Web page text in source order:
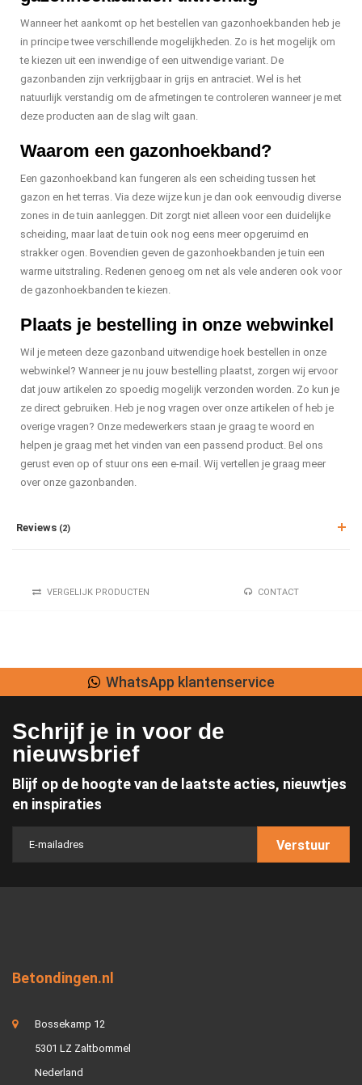
Wanneer het aankomt op het bestellen van gazonhoekbanden heb je
in principe twee verschillende mogelijkheden. Zo is het mogelijk om
te kiezen uit een inwendige of een uitwendige variant. De
gazonbanden zijn verkrijgbaar in grijs en antraciet. Wel is het
natuurlijk verstandig om de afmetingen te controleren wanneer je met
deze producten aan de slag wilt gaan.
Waarom een gazonhoekband?
Een gazonhoekband kan fungeren als een scheiding tussen het
gazon en het terras. Via deze wijze kun je dan ook eenvoudig diverse
zones in de tuin aanleggen. Dit zorgt niet alleen voor een duidelijke
scheiding, maar laat de tuin ook nog eens meer opgeruimd en
strakker ogen. Bovendien geven de gazonhoekbanden je tuin een
warme uitstraling. Redenen genoeg om net als vele anderen ook voor
de gazonhoekbanden te kiezen.
Plaats je bestelling in onze webwinkel
Wil je meteen deze gazonband uitwendige hoek bestellen in onze
webwinkel? Wanneer je nu jouw bestelling plaatst, zorgen wij ervoor
dat jouw artikelen zo spoedig mogelijk verzonden worden. Zo kun je
ze direct gebruiken. Heb je nog vragen over onze artikelen of heb je
overige vragen? Onze medewerkers staan je graag te woord en
helpen je graag met het vinden van een passend product. Bel ons
gerust even op of stuur ons een e-mail. Wij vertellen je graag meer
over onze gazonbanden.
Reviews (2)
VERGELIJK PRODUCTEN CONTACT
WhatsApp klantenservice
Schrijf je in voor de
nieuwsbrief
Blijf op de hoogte van de laatste acties, nieuwtjes
en inspiraties
Verstuur
Betondingen.nl
Bossekamp 12
5301 LZ Zaltbommel
Nederland